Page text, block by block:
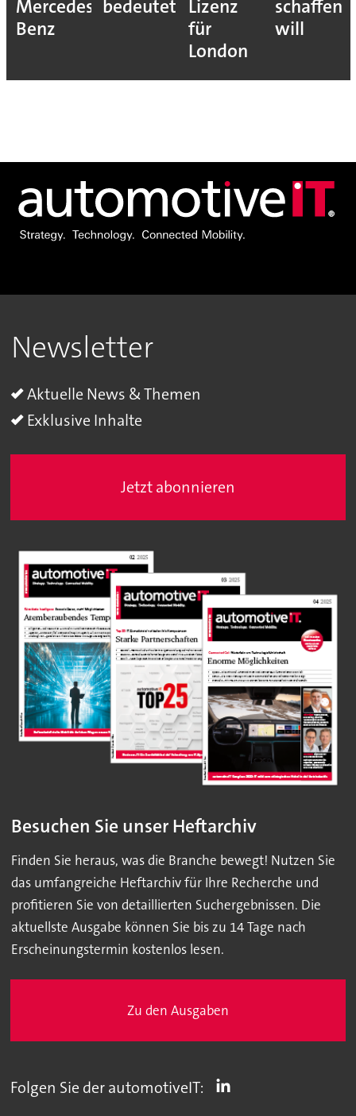
Mercedes-
Benz
bedeutet Lizenz
für
London
schaffen
will
Newsletter
Aktuelle News & Themen
Exklusive Inhalte
Jetzt abonnieren
Besuchen Sie unser Heftarchiv
Finden Sie heraus, was die Branche bewegt! Nutzen Sie
das umfangreiche Heftarchiv für Ihre Recherche und
profitieren Sie von detaillierten Suchergebnissen. Die
aktuellste Ausgabe können Sie bis zu 14 Tage nach
Erscheinungstermin kostenlos lesen.
Zu den Ausgaben
Folgen Sie der automotiveIT: